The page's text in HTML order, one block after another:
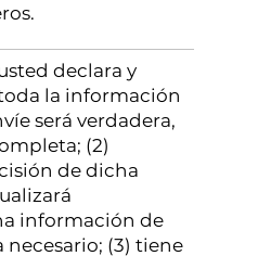
declara y
la información
será verdadera,
(2)
de dicha
información de
necesario; (3) tiene